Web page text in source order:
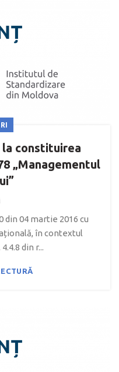
constituirea
„Managementul
din 04 martie 2016 cu
în contextul
din r...